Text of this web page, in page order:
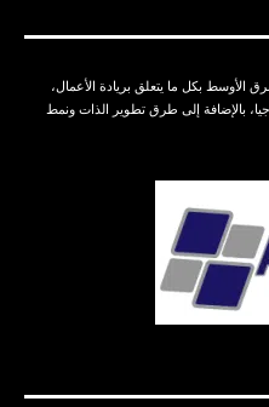
بكل ما يتعلق بريادة الأعمال،
بالإضافة إلى طرق تطوير الذات ونمط